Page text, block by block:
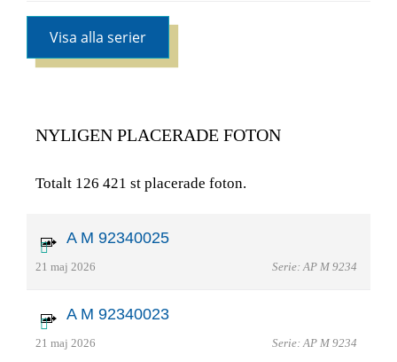
Visa alla serier
NYLIGEN PLACERADE FOTON
Totalt 126 421 st placerade foton.
A M 92340025
21 maj 2026 Serie: AP M 9234
A M 92340023
21 maj 2026 Serie: AP M 9234